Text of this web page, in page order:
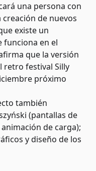
una persona con
de nuevos
existe un
funciona en el
que la versión
retro festival Silly
próximo
también
(pantallas de
de carga);
y diseño de los